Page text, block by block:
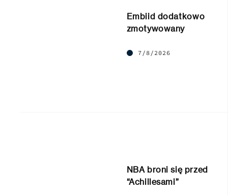
Embiid dodatkowo
zmotywowany
7/8/2026
NBA broni się przed
“Achillesami”